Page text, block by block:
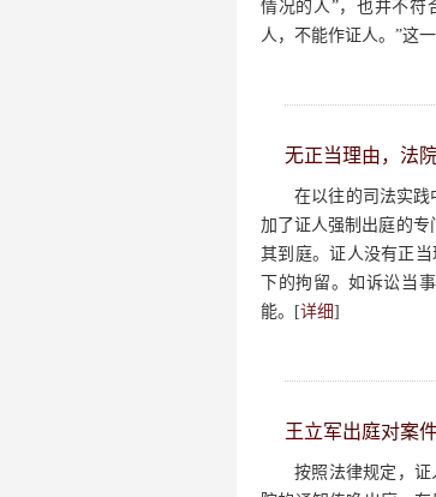
情况的人”，也并不符
人，不能作证人。”这
无正当理由，法
在以往的司法实践
加了证人强制出庭的专
其到庭。证人没有正
下的拘留。如诉讼当
能。[详细]
王立军出庭对案
按照法律规定，